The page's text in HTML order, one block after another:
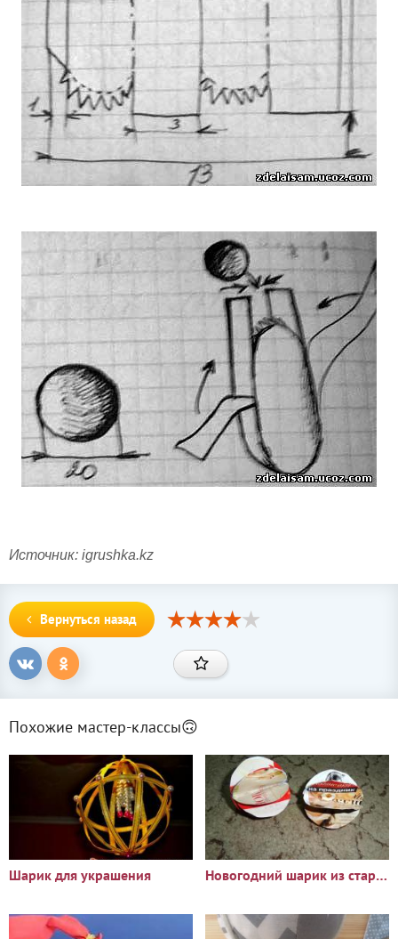
Источник: igrushka.kz
Вернуться назад
Похожие мастер-классы🙃
Шарик для украшения Новогодний шарик из старого журнала